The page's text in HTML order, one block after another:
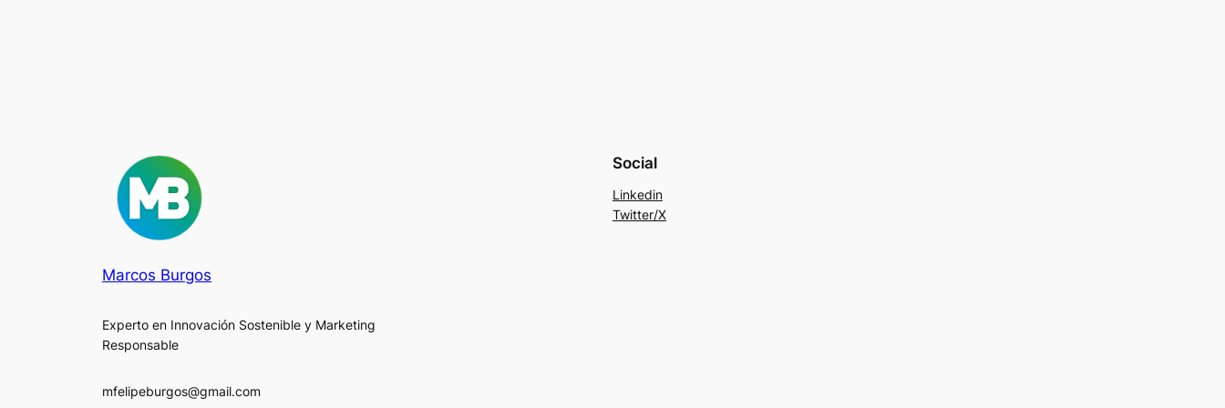
Marcos Burgos
Experto en Innovación Sostenible y Marketing
Responsable
mfelipeburgos@gmail.com
Social
Linkedin
Twitter/X